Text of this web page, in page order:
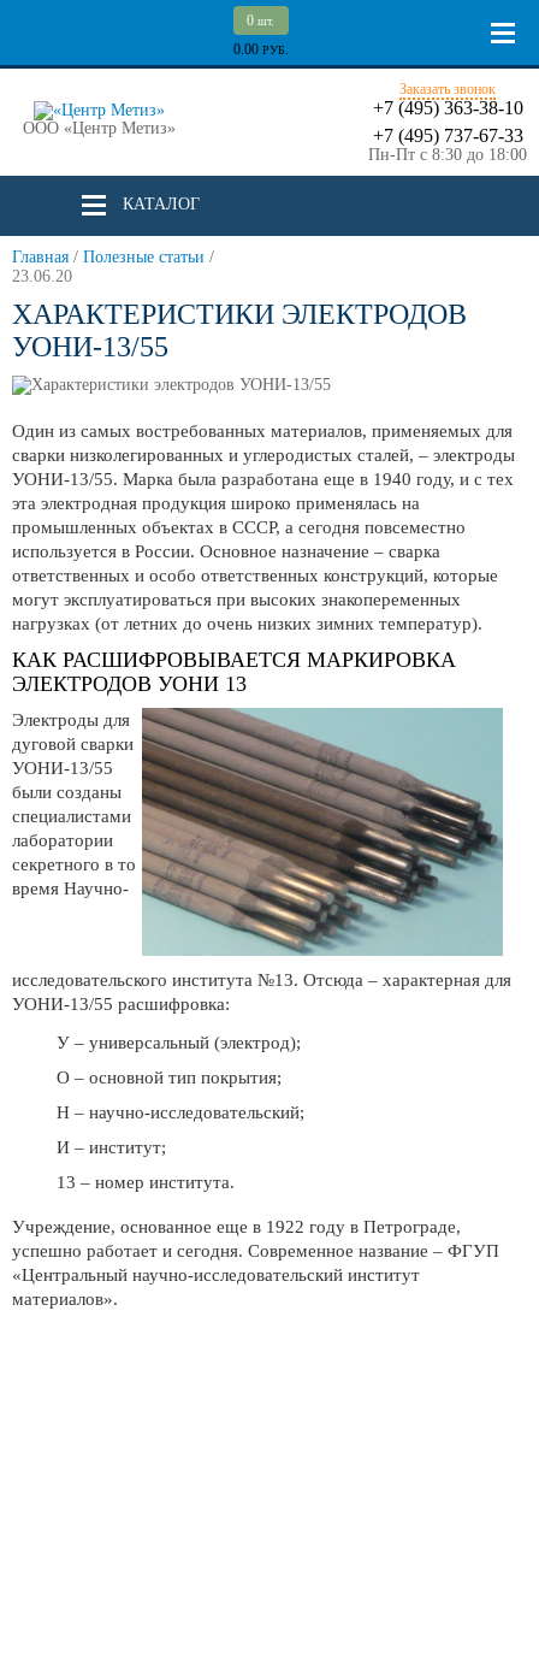
0 шт.
0.00 РУБ.
ООО «Центр Метиз»
Заказать звонок
+7 (495) 363-38-10
+7 (495) 737-67-33
Пн-Пт с 8:30 до 18:00
КАТАЛОГ
Главная / Полезные статьи /
23.06.20
ХАРАКТЕРИСТИКИ ЭЛЕКТРОДОВ
УОНИ-13/55
Один из самых востребованных материалов, применяемых для
сварки низколегированных и углеродистых сталей, – электроды
УОНИ-13/55. Марка была разработана еще в 1940 году, и с тех
эта электродная продукция широко применялась на
промышленных объектах в СССР, а сегодня повсеместно
используется в России. Основное назначение – сварка
ответственных и особо ответственных конструкций, которые
могут эксплуатироваться при высоких знакопеременных
нагрузках (от летних до очень низких зимних температур).
КАК РАСШИФРОВЫВАЕТСЯ МАРКИРОВКА
ЭЛЕКТРОДОВ УОНИ 13
Электроды для
дуговой сварки
УОНИ-13/55
были созданы
специалистами
лаборатории
секретного в то
время Научно-
исследовательского института №13. Отсюда – характерная для
УОНИ-13/55 расшифровка:
У – универсальный (электрод);
О – основной тип покрытия;
Н – научно-исследовательский;
И – институт;
13 – номер института.
Учреждение, основанное еще в 1922 году в Петрограде,
успешно работает и сегодня. Современное название – ФГУП
«Центральный научно-исследовательский институт
материалов».